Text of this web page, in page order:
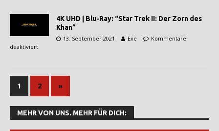
4K UHD | Blu-Ray: “Star Trek II: Der Zorn des
Khan”
13. September 2021 Exe
Kommentare
deaktiviert
1 2 »
MEHR VON UNS. MEHR FÜR DICH: